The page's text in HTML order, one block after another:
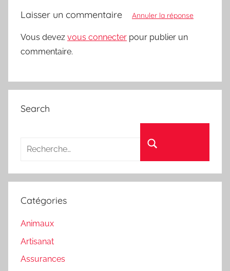
Laisser un commentaire Annuler la réponse
Vous devez vous connecter pour publier un
commentaire.
Search
Catégories
Animaux
Artisanat
Assurances